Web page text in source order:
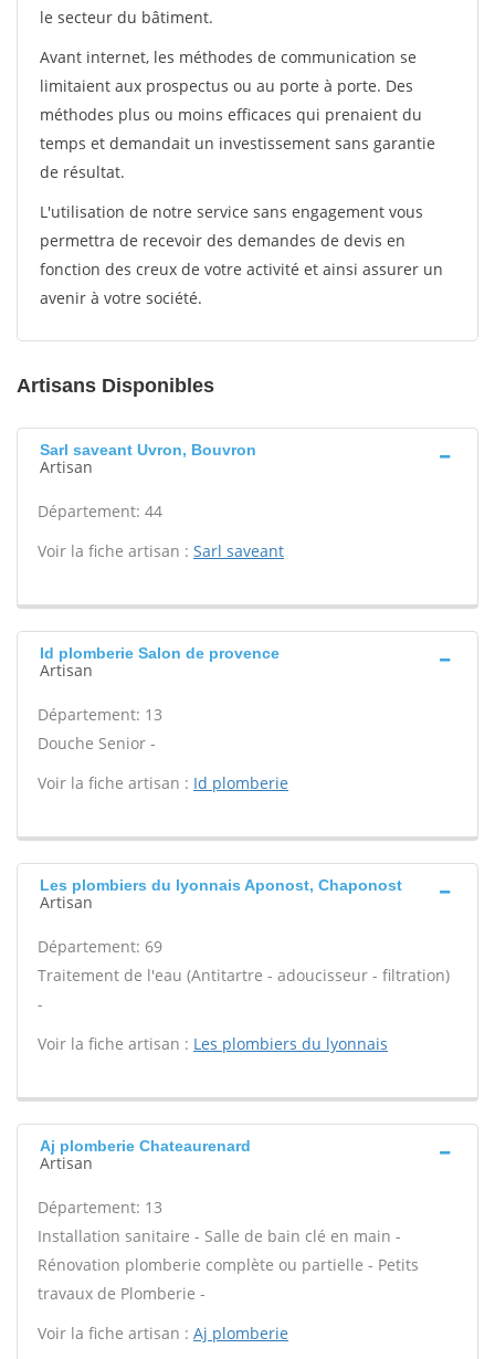
le secteur du bâtiment.
Avant internet, les méthodes de communication se
limitaient aux prospectus ou au porte à porte. Des
méthodes plus ou moins efficaces qui prenaient du
temps et demandait un investissement sans garantie
de résultat.
L'utilisation de notre service sans engagement vous
permettra de recevoir des demandes de devis en
fonction des creux de votre activité et ainsi assurer un
avenir à votre société.
Artisans Disponibles
Sarl saveant Uvron, Bouvron
Artisan
Département: 44
Voir la fiche artisan : Sarl saveant
Id plomberie Salon de provence
Artisan
Département: 13
Douche Senior -
Voir la fiche artisan : Id plomberie
Les plombiers du lyonnais Aponost, Chaponost
Artisan
Département: 69
Traitement de l'eau (Antitartre - adoucisseur - filtration)
-
Voir la fiche artisan : Les plombiers du lyonnais
Aj plomberie Chateaurenard
Artisan
Département: 13
Installation sanitaire - Salle de bain clé en main -
Rénovation plomberie complète ou partielle - Petits
travaux de Plomberie -
Voir la fiche artisan : Aj plomberie